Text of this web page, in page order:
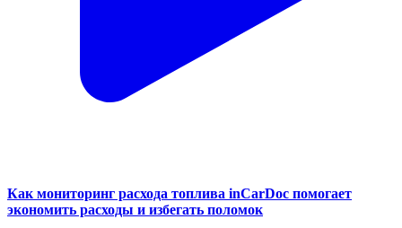
Как мониторинг расхода топлива inCarDoc помогает
экономить расходы и избегать поломок